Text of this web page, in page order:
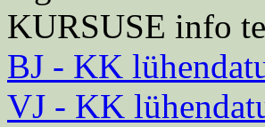
KURSUSE info
BJ - KK
VJ - KK